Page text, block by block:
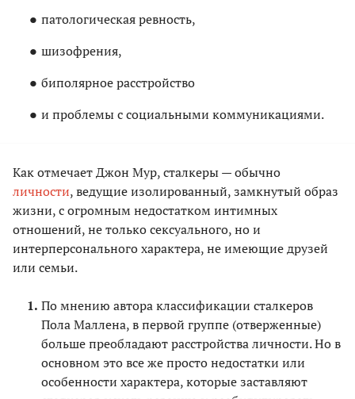
патологическая ревность,
шизофрения,
биполярное расстройство
и проблемы с социальными коммуникациями.
Как отмечает Джон Мур, сталкеры — обычно
личности, ведущие изолированный, замкнутый образ
жизни, с огромным недостатком интимных
отношений, не только сексуального, но и
интерперсонального характера, не имеющие друзей
или семьи.
По мнению автора классификации сталкеров
Пола Маллена, в первой группе (отверженные)
больше преобладают расстройства личности. Но в
основном это все же просто недостатки или
особенности характера, которые заставляют